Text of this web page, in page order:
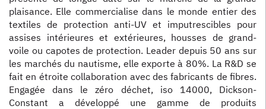
plaisance. Elle commercialise dans le monde entier des
textiles de protection anti-UV et imputrescibles pour
assises intérieures et extérieures, housses de grand-
voile ou capotes de protection. Leader depuis 50 ans sur
les marchés du nautisme, elle exporte à 80%. La R&D se
fait en étroite collaboration avec des fabricants de fibres.
Engagée dans le zéro déchet, iso 14000, Dickson-
Constant a développé une gamme de produits